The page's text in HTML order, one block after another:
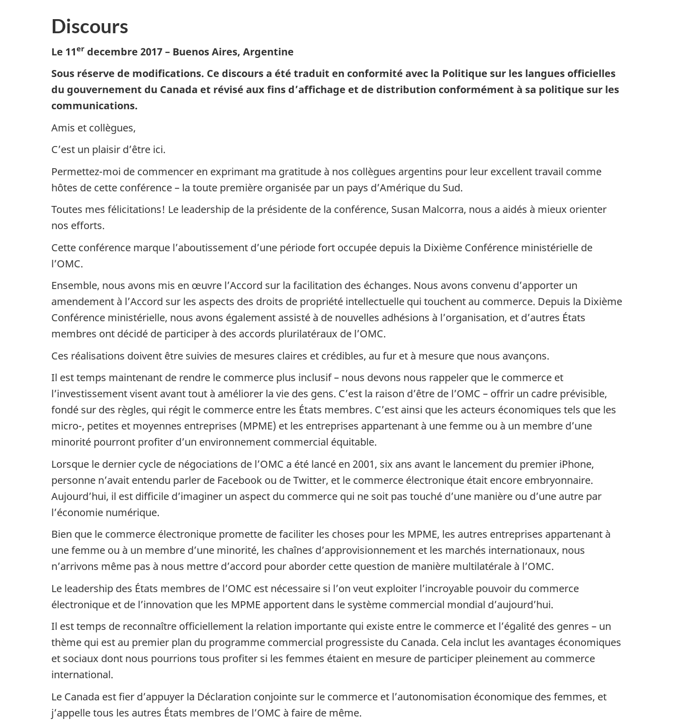
Discours
Le 11er decembre 2017 – Buenos Aires, Argentine
Sous réserve de modifications. Ce discours a été traduit en conformité avec la Politique sur les langues officielles
du gouvernement du Canada et révisé aux fins d’affichage et de distribution conformément à sa politique sur les
communications.
Amis et collègues,
C’est un plaisir d’être ici.
Permettez-moi de commencer en exprimant ma gratitude à nos collègues argentins pour leur excellent travail comme
hôtes de cette conférence – la toute première organisée par un pays d’Amérique du Sud.
Toutes mes félicitations! Le leadership de la présidente de la conférence, Susan Malcorra, nous a aidés à mieux orienter
nos efforts.
Cette conférence marque l’aboutissement d’une période fort occupée depuis la Dixième Conférence ministérielle de
l’OMC.
Ensemble, nous avons mis en œuvre l’Accord sur la facilitation des échanges. Nous avons convenu d’apporter un
amendement à l’Accord sur les aspects des droits de propriété intellectuelle qui touchent au commerce. Depuis la Dixième
Conférence ministérielle, nous avons également assisté à de nouvelles adhésions à l’organisation, et d’autres États
membres ont décidé de participer à des accords plurilatéraux de l’OMC.
Ces réalisations doivent être suivies de mesures claires et crédibles, au fur et à mesure que nous avançons.
Il est temps maintenant de rendre le commerce plus inclusif – nous devons nous rappeler que le commerce et
l’investissement visent avant tout à améliorer la vie des gens. C’est la raison d’être de l’OMC – offrir un cadre prévisible,
fondé sur des règles, qui régit le commerce entre les États membres. C’est ainsi que les acteurs économiques tels que les
micro-, petites et moyennes entreprises (MPME) et les entreprises appartenant à une femme ou à un membre d’une
minorité pourront profiter d’un environnement commercial équitable.
Lorsque le dernier cycle de négociations de l’OMC a été lancé en 2001, six ans avant le lancement du premier iPhone,
personne n’avait entendu parler de Facebook ou de Twitter, et le commerce électronique était encore embryonnaire.
Aujourd’hui, il est difficile d’imaginer un aspect du commerce qui ne soit pas touché d’une manière ou d’une autre par
l’économie numérique.
Bien que le commerce électronique promette de faciliter les choses pour les MPME, les autres entreprises appartenant à
une femme ou à un membre d’une minorité, les chaînes d’approvisionnement et les marchés internationaux, nous
n’arrivons même pas à nous mettre d’accord pour aborder cette question de manière multilatérale à l’OMC.
Le leadership des États membres de l’OMC est nécessaire si l’on veut exploiter l’incroyable pouvoir du commerce
électronique et de l’innovation que les MPME apportent dans le système commercial mondial d’aujourd’hui.
Il est temps de reconnaître officiellement la relation importante qui existe entre le commerce et l’égalité des genres – un
thème qui est au premier plan du programme commercial progressiste du Canada. Cela inclut les avantages économiques
et sociaux dont nous pourrions tous profiter si les femmes étaient en mesure de participer pleinement au commerce
international.
Le Canada est fier d’appuyer la Déclaration conjointe sur le commerce et l’autonomisation économique des femmes, et
j’appelle tous les autres États membres de l’OMC à faire de même.